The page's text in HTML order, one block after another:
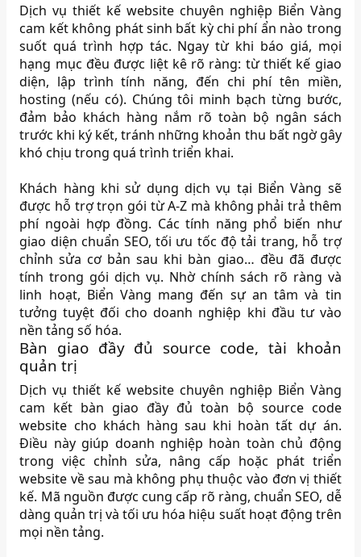
Dịch vụ thiết kế website chuyên nghiệp Biển Vàng
cam kết không phát sinh bất kỳ chi phí ẩn nào trong
suốt quá trình hợp tác. Ngay từ khi báo giá, mọi
hạng mục đều được liệt kê rõ ràng: từ thiết kế giao
diện, lập trình tính năng, đến chi phí tên miền,
hosting (nếu có). Chúng tôi minh bạch từng bước,
đảm bảo khách hàng nắm rõ toàn bộ ngân sách
trước khi ký kết, tránh những khoản thu bất ngờ gây
khó chịu trong quá trình triển khai.
Khách hàng khi sử dụng dịch vụ tại Biển Vàng sẽ
được hỗ trợ trọn gói từ A-Z mà không phải trả thêm
phí ngoài hợp đồng. Các tính năng phổ biến như
giao diện chuẩn SEO, tối ưu tốc độ tải trang, hỗ trợ
chỉnh sửa cơ bản sau khi bàn giao… đều đã được
tính trong gói dịch vụ. Nhờ chính sách rõ ràng và
linh hoạt, Biển Vàng mang đến sự an tâm và tin
tưởng tuyệt đối cho doanh nghiệp khi đầu tư vào
nền tảng số hóa.
Bàn giao đầy đủ source code, tài khoản
quản trị
Dịch vụ thiết kế website chuyên nghiệp Biển Vàng
cam kết bàn giao đầy đủ toàn bộ source code
website cho khách hàng sau khi hoàn tất dự án.
Điều này giúp doanh nghiệp hoàn toàn chủ động
trong việc chỉnh sửa, nâng cấp hoặc phát triển
website về sau mà không phụ thuộc vào đơn vị thiết
kế. Mã nguồn được cung cấp rõ ràng, chuẩn SEO, dễ
dàng quản trị và tối ưu hóa hiệu suất hoạt động trên
mọi nền tảng.